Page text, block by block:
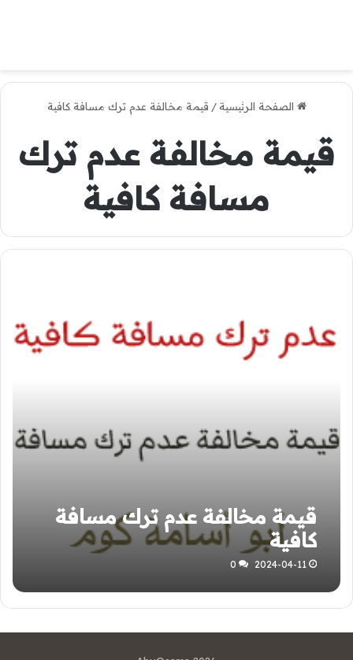
الصفحة الرئيسية / قيمة مخالفة عدم ترك مسافة كافية
قيمة مخالفة عدم ترك
مسافة كافية
قيمة مخالفة عدم ترك مسافة
كافية
2024-04-11
0